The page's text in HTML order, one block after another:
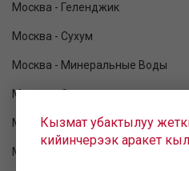
Москва - Геленджик
Москва - Сухум
Москва - Минеральные Воды
Москва - Сочи
Москва - Калининград
Москва - Благовещенск
Кызмат убактылуу
кийинчерээк аракет